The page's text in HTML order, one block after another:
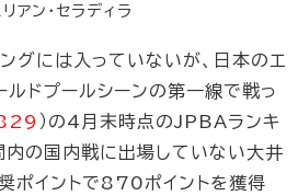
リアン・セラディラ
グには入っていないが、日本のエ
ルドプールシーンの第一線で戦っ
）の4月末時点のJPBAランキ
の国内戦に出場していない大井
ポイントで870ポイントを獲得